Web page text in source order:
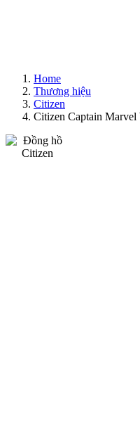
Home
Thương hiệu
Citizen
Citizen Captain Marvel